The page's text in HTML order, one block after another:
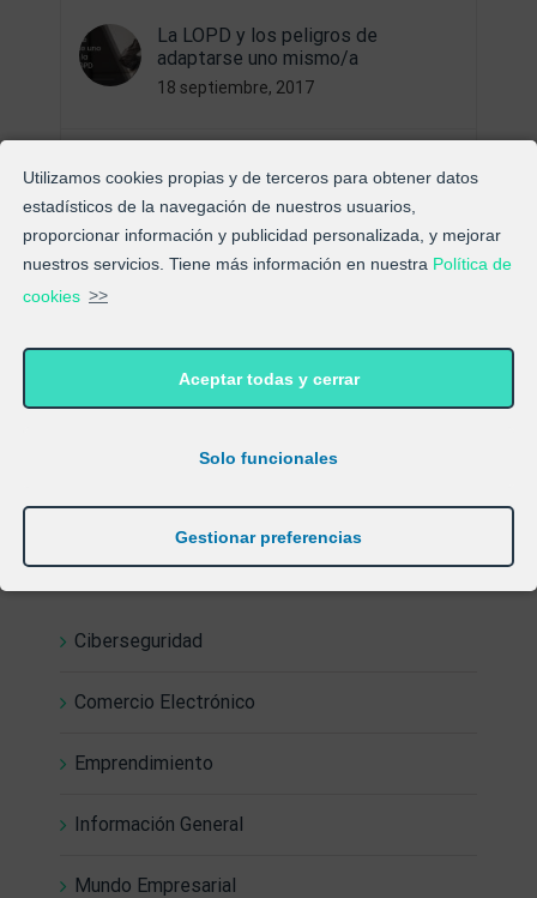
Utilizamos cookies propias y de terceros para obtener datos
estadísticos de la navegación de nuestros usuarios,
proporcionar información y publicidad personalizada, y mejorar
nuestros servicios. Tiene más información en nuestra Política de
cookies >>
Aceptar todas y cerrar
Solo funcionales
Gestionar preferencias
La LOPD y los peligros de
adaptarse uno mismo/a
18 septiembre, 2017
de Datos”
21 diciembre, 2017
6 septiembre, 2017
9 marzo, 2018
Categorías
Ciberseguridad
Comercio Electrónico
Emprendimiento
Información General
Mundo Empresarial